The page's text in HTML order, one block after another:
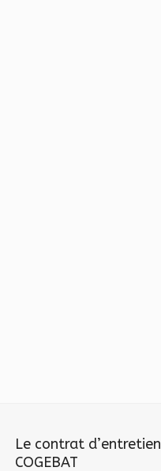
Le contrat d’entretien
COGEBAT